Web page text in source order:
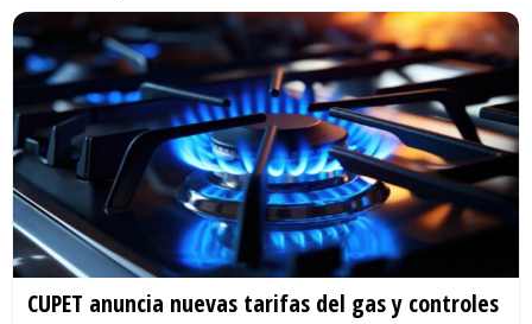
CUPET anuncia nuevas tarifas del gas y controles